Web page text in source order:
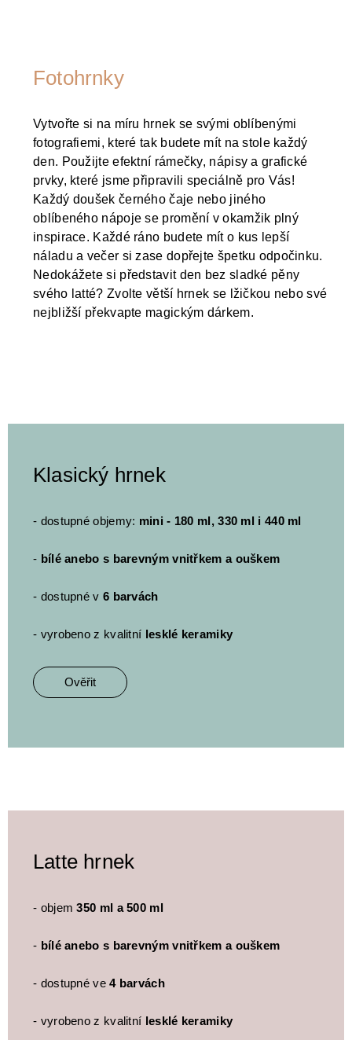
Fotohrnky
Vytvořte si na míru hrnek se svými oblíbenými
fotografiemi, které tak budete mít na stole každý
den. Použijte efektní rámečky, nápisy a grafické
prvky, které jsme připravili speciálně pro Vás!
Každý doušek černého čaje nebo jiného
oblíbeného nápoje se promění v okamžik plný
inspirace. Každé ráno budete mít o kus lepší
náladu a večer si zase dopřejte špetku odpočinku.
Nedokážete si představit den bez sladké pěny
svého latté? Zvolte větší hrnek se lžičkou nebo své
nejbližší překvapte magickým dárkem.
Klasický hrnek
- dostupné objemy: mini - 180 ml, 330 ml i 440 ml
- bílé anebo s barevným vnitřkem a ouškem
- dostupné v 6 barvách
- vyrobeno z kvalitní lesklé keramiky
Ověřit
Latte hrnek
- objem350 ml a 500 ml
- bílé anebo s barevným vnitřkem a ouškem
- dostupné ve4 barvách
- vyrobeno z kvalitní lesklé keramiky